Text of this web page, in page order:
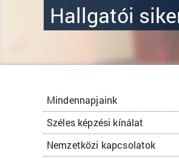
Hallgatói
Mindennapjaink
Széles képzési kínálat
Nemzetközi kapcsolatok